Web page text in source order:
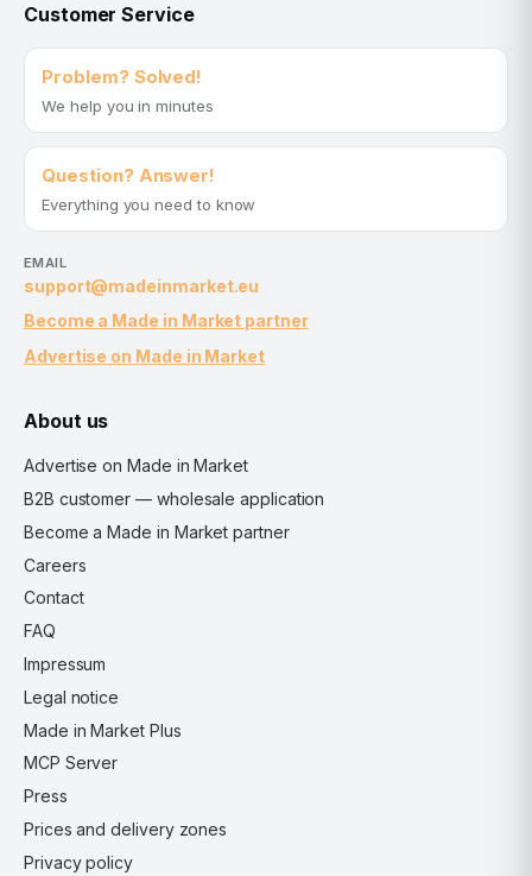
Customer Service
Problem? Solved!
We help you in minutes
Question? Answer!
Everything you need to know
EMAIL
support@madeinmarket.eu
Become a Made in Market partner
Advertise on Made in Market
About us
Advertise on Made in Market
B2B customer — wholesale application
Become a Made in Market partner
Careers
Contact
FAQ
Impressum
Legal notice
Made in Market Plus
MCP Server
Press
Prices and delivery zones
Privacy policy